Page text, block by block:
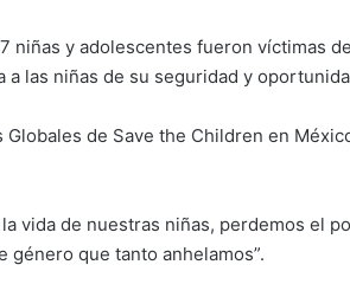
niñas y adolescentes fueron víctimas
las niñas de su seguridad y
de Save the Children en
vida de nuestras niñas, perdemos el
género que tanto anhelamos”.